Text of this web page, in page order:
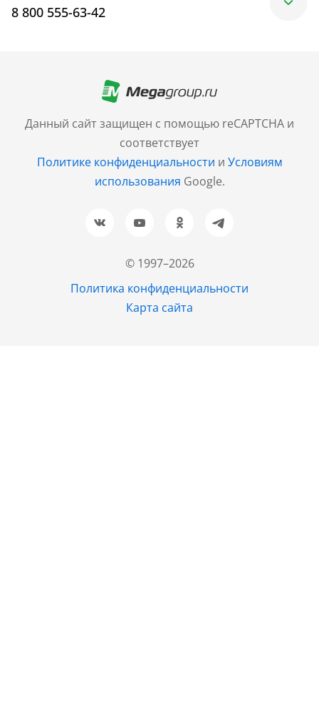
© 1997–2026
Политика конфиденциальности
Карта сайта
Данный сайт защищен с помощью reCAPTCHA и
соответствует
Политике конфиденциальности и Условиям
использования Google.
8 800 555-63-42
+7 (499) 705-30-10
Санкт-Петербург
+7 (812) 600-77-33
Барнаул
+7 (961) 999-93-93
Новосибирск
+7 (843) 202-37-37